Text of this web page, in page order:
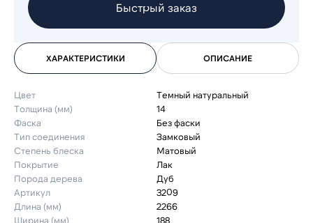
Быстрый заказ
ХАРАКТЕРИСТИКИ ОПИСАНИЕ
Цвет
Темный натуральный
Толщина (мм)
14
Фаска
Без фаски
Тип соединения
Замковый
Степень блеска
Матовый
Покрытие
Лак
Порода дерева
Дуб
Артикул
3209
Длина (мм)
2266
Ширина (мм)
188